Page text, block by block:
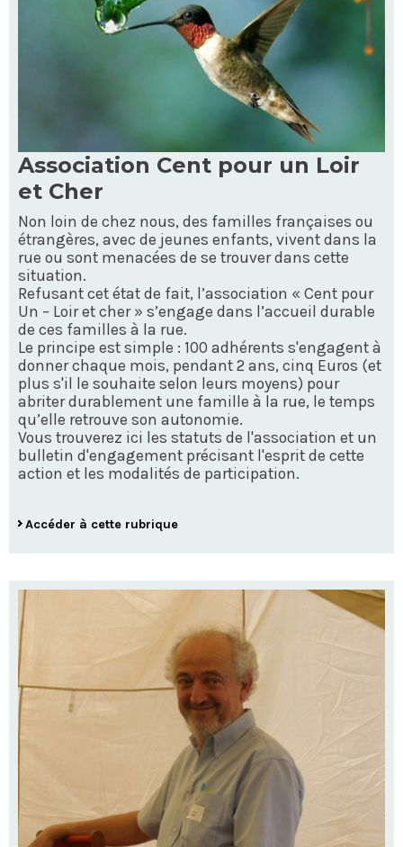
Association Cent pour un Loir
et Cher
Non loin de chez nous, des familles françaises ou
étrangères, avec de jeunes enfants, vivent dans la
rue ou sont menacées de se trouver dans cette
situation.
Refusant cet état de fait, l’association « Cent pour
Un – Loir et cher » s’engage dans l’accueil durable
de ces familles à la rue.
Le principe est simple : 100 adhérents s'engagent à
donner chaque mois, pendant 2 ans, cinq Euros (et
plus s'il le souhaite selon leurs moyens) pour
abriter durablement une famille à la rue, le temps
qu’elle retrouve son autonomie.
Vous trouverez ici les statuts de l'association et un
bulletin d'engagement précisant l'esprit de cette
action et les modalités de participation.
Accéder à cette rubrique